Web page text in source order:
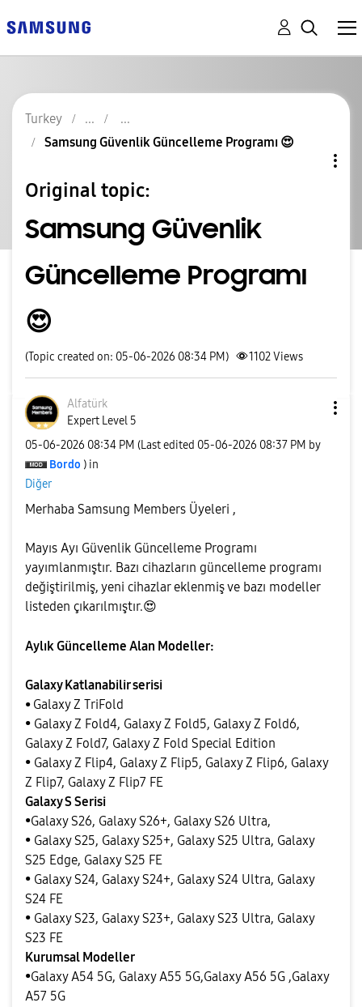
Turkey
Samsung Güvenlik Güncelleme Programı 😍
Original topic:
Samsung Güvenlik
Güncelleme Programı
😍
(Topic created on: 05-06-2026 08:34 PM) 1102Views
Alfatürk
Expert Level 5
‎05-06-2026 08:34 PM (Last edited ‎05-06-2026 08:37 PM by
Bordo ) in
Diğer
Merhaba Samsung Members Üyeleri ,
Mayıs Ayı Güvenlik Güncelleme Programı
yayımlanmıştır. Bazı cihazların güncelleme programı
değiştirilmiş, yeni cihazlar eklenmiş ve bazı modeller
listeden çıkarılmıştır.😍
Aylık Güncelleme Alan Modeller:
Galaxy Katlanabilir serisi
• Galaxy Z TriFold
• Galaxy Z Fold4, Galaxy Z Fold5, Galaxy Z Fold6,
Galaxy Z Fold7, Galaxy Z Fold Special Edition
• Galaxy Z Flip4, Galaxy Z Flip5, Galaxy Z Flip6, Galaxy
Z Flip7, Galaxy Z Flip7 FE
Galaxy S Serisi
•Galaxy S26, Galaxy S26+, Galaxy S26 Ultra,
• Galaxy S25, Galaxy S25+, Galaxy S25 Ultra, Galaxy
S25 Edge, Galaxy S25 FE
• Galaxy S24, Galaxy S24+, Galaxy S24 Ultra, Galaxy
S24 FE
• Galaxy S23, Galaxy S23+, Galaxy S23 Ultra, Galaxy
S23 FE
Kurumsal Modeller
•Galaxy A54 5G, Galaxy A55 5G,Galaxy A56 5G ,Galaxy
A57 5G